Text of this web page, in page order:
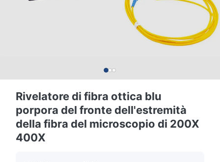
Rivelatore di fibra ottica blu
porpora del fronte dell'estremità
della fibra del microscopio di 200X
400X